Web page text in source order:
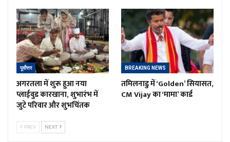
पूर्वोत्तर
अगरतला में शुरू हुआ नया
प्लाईवुड कारखाना, शुभारंभ में
जुटे परिवार और शुभचिंतक
BREAKING NEWS
तमिलनाडु में ‘Golden’ सियासत,
CM Vijay का ‘मामा’ कार्ड
PREV NEXT